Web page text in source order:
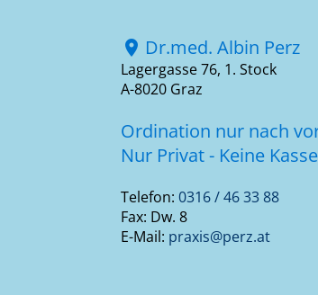
location_on Dr.med. Albin Perz
Lagergasse 76, 1. Stock
A-8020 Graz
Ordination nur nach
Nur Privat - Keine
Telefon:0316 / 46 33 88
Fax: Dw. 8
E-Mail: praxis@perz.at